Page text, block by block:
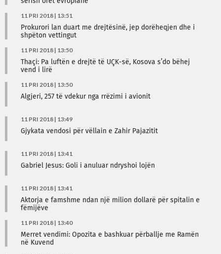
11 PRI 2018 | 13:51
Prokurori lan duart me drejtësinë, jep dorëheqjen dhe i
shpëton vettingut
11 PRI 2018 | 13:50
Thaçi: Pa luftën e drejtë të UÇK-së, Kosova s’do bëhej
vend i lirë
11 PRI 2018 | 13:50
Algjeri, 257 të vdekur nga rrëzimi i avionit
11 PRI 2018 | 13:49
Gjykata vendosi për vëllain e Zahir Pajazitit
11 PRI 2018 | 13:41
Gabriel Jesus: Goli i anuluar ndryshoi lojën
11 PRI 2018 | 13:41
Aktorja e famshme ndan një milion dollarë për spitalin e
fëmijëve
11 PRI 2018 | 13:40
Merret vendimi: Opozita e bashkuar përballje me Ramën
në Kuvend